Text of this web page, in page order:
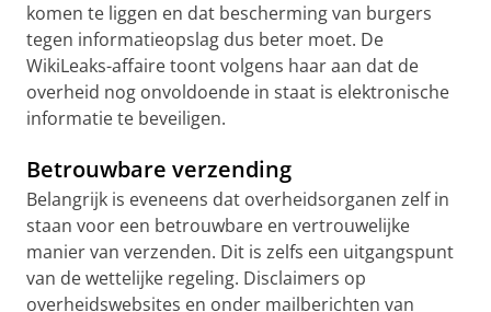
komen te liggen en dat bescherming van burgers
tegen informatieopslag dus beter moet. De
WikiLeaks-affaire toont volgens haar aan dat de
overheid nog onvoldoende in staat is elektronische
informatie te beveiligen.
Betrouwbare verzending
Belangrijk is eveneens dat overheidsorganen zelf in
staan voor een betrouwbare en vertrouwelijke
manier van verzenden. Dit is zelfs een uitgangspunt
van de wettelijke regeling. Disclaimers op
overheidswebsites en onder mailberichten van